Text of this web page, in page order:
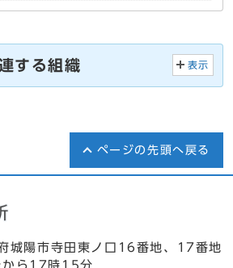
する組織 表示
ページの先頭へ戻る
陽市寺田東ノ口16番地、17番地
ら17時15分